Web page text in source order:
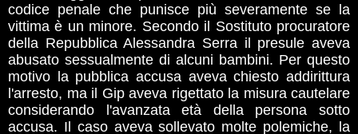
codice penale che punisce più severamente se la
vittima è un minore. Secondo il Sostituto procuratore
della Repubblica Alessandra Serra il presule aveva
abusato sessualmente di alcuni bambini. Per questo
motivo la pubblica accusa aveva chiesto addirittura
l'arresto, ma il Gip aveva rigettato la misura cautelare
considerando l'avanzata età della persona sotto
accusa. Il caso aveva sollevato molte polemiche, la